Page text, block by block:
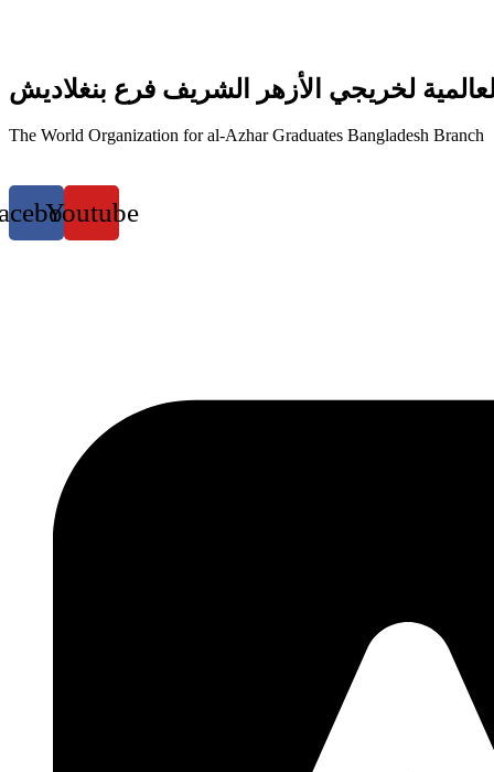
لخريجي الأزهر الشريف فرع بنغلاديش
The World Organization for al-Azhar Graduates Bangladesh Branch
Youtube